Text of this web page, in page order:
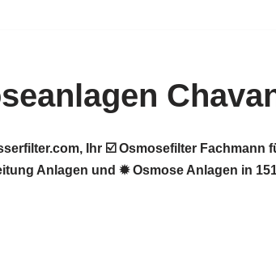
Ihr ☑️ Osmosefilter
Anlagen und ✹ Osmose Anlagen in